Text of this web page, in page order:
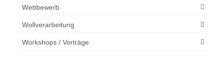
Wettbewerb
Wollverarbeitung
Workshops / Vorträge